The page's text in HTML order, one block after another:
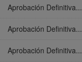
Aprobación Definitiva...
Aprobación Definitiva...
Aprobación Definitiva...